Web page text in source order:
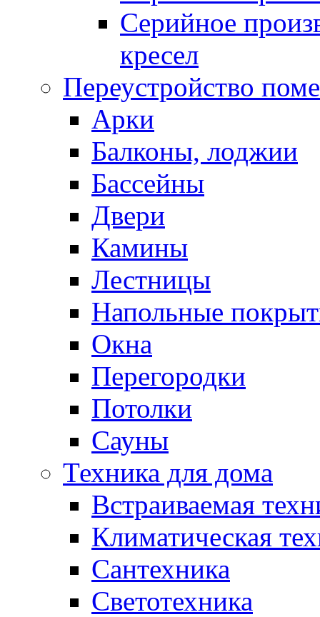
Серийное
кресел
Переустройство
Арки
Балконы, лоджии
Бассейны
Двери
Камины
Лестницы
Напольные
Окна
Перегородки
Потолки
Сауны
Техника для дома
Встраиваемая
Климатическая
Сантехника
Светотехника